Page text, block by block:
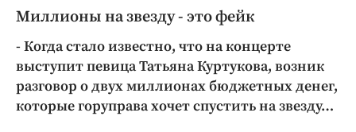
Миллионы на звезду - это фейк
- Когда стало известно, что на концерте
выступит певица Татьяна Куртукова, возник
разговор о двух миллионах бюджетных денег,
которые горуправа хочет спустить на звезду…